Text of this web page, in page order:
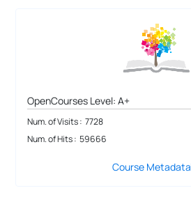
OpenCourses Level: A+
Num. of Visits : 7728
Num. of Hits : 59666
Course Metadata